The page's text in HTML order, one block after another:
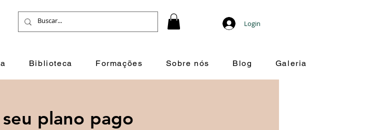
Login
Biblioteca Formações Sobre nós Blog Galeria
seu plano pago